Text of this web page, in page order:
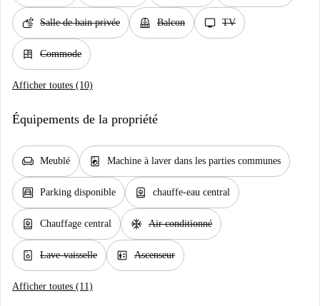
soap Salle de bain privée balcony Balcon tv TV
dresser Commode
Afficher toutes (10)
Équipements de la propriété
chair Meublé local_laundry_service Machine à laver dans les parties communes
garage Parking disponible water_heater chauffe-eau central
water_heater Chauffage central ac_unit Air conditionné
dishwasher_gen Lave-vaisselle elevator Ascenseur
Afficher toutes (11)